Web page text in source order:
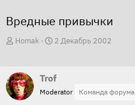
Вредные привычки
А
о
р
Homak
Д
а
н
2 Декабрь 2002
Trof
Moderator Команда форума